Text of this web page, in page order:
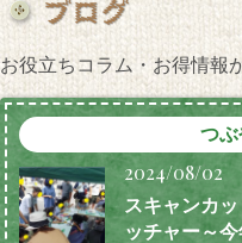
お役立ちコラム・お得情報
つぶ
2024/08/02
スキャンカ
ッチャー～